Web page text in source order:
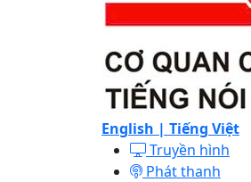
English | Tiếng Việt
Truyền hình
Phát thanh